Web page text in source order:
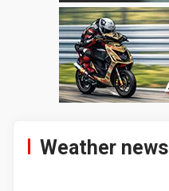
Weather news